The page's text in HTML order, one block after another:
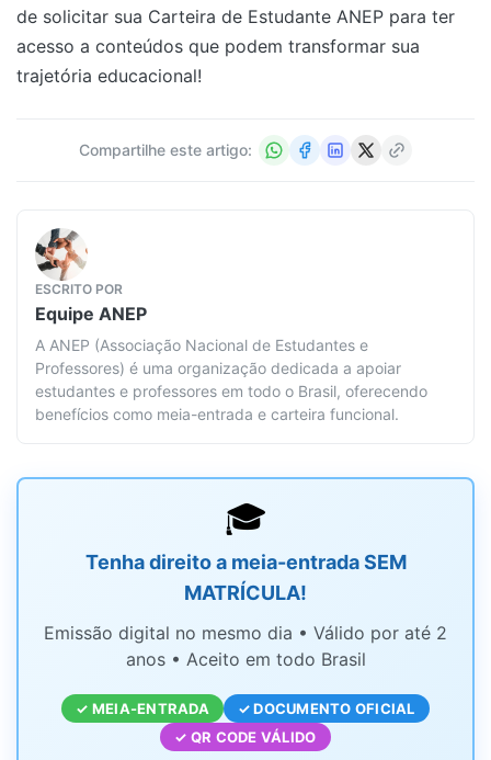
de solicitar sua Carteira de Estudante ANEP para ter
acesso a conteúdos que podem transformar sua
trajetória educacional!
Compartilhe este artigo:
ESCRITO POR
Equipe ANEP
A ANEP (Associação Nacional de Estudantes e
Professores) é uma organização dedicada a apoiar
estudantes e professores em todo o Brasil, oferecendo
benefícios como meia-entrada e carteira funcional.
🎓
Tenha direito a meia-entrada SEM
MATRÍCULA!
Emissão digital no mesmo dia • Válido por até 2
anos • Aceito em todo Brasil
✓ MEIA-ENTRADA
✓ DOCUMENTO OFICIAL
✓ QR CODE VÁLIDO